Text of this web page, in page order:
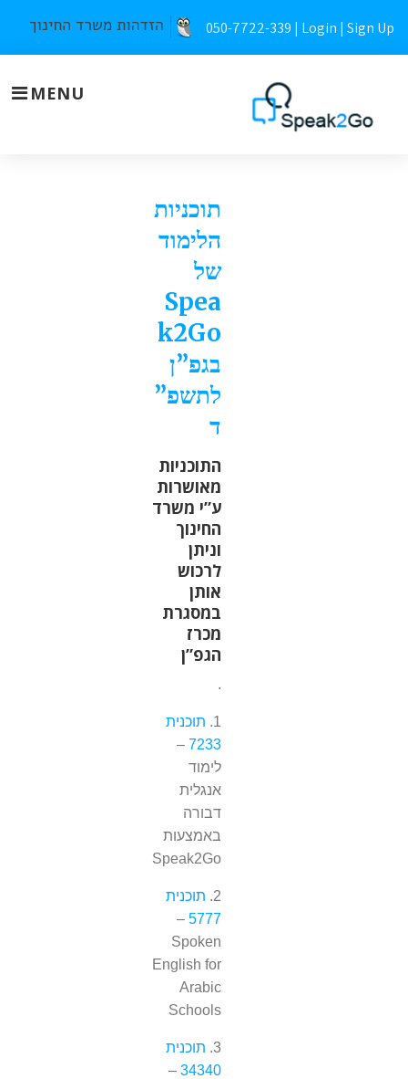
content
050-7722-339 | Login | Sign Up
MENU
תוכניות
הלימוד
של
Spea
k2Go
בגפ”ן
לתשפ”
ד
התוכניות
מאושרות
ע”י משרד
החינוך
וניתן
לרכוש
אותן
במסגרת
מכרז
הגפ”ן
.
1. תוכנית
7233
–
לימוד
אנגלית
דבורה
באמצעות
Speak2Go
2. תוכנית
5777
–
Spoken
English for
Arabic
Schools
3. תוכנית
34340
–